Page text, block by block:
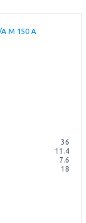
36
11.4
7.6
18